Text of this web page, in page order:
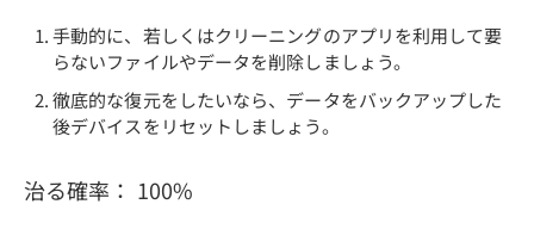
手動的に、若しくはクリーニングのアプリを利用して要
らないファイルやデータを削除しましょう。
徹底的な復元をしたいなら、データをバックアップした
後デバイスをリセットしましょう。
治る確率： 100%